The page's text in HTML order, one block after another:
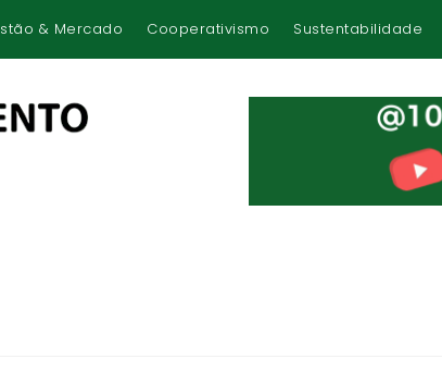
& Mercado Cooperativismo Sustentabilidade